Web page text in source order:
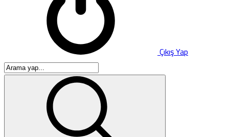
Çıkış Yap